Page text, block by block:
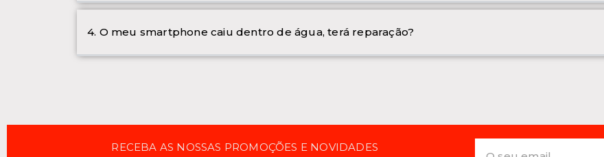
4. O meu smartphone caiu dentro de água, terá reparação?
RECEBA AS NOSSAS PROMOÇÕES E NOVIDADES